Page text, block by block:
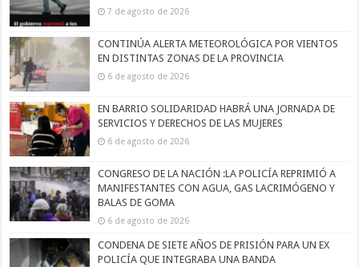
7 de agosto de 2026
CONTINÚA ALERTA METEOROLÓGICA POR VIENTOS
EN DISTINTAS ZONAS DE LA PROVINCIA
6 de agosto de 2026
EN BARRIO SOLIDARIDAD HABRÁ UNA JORNADA DE
SERVICIOS Y DERECHOS DE LAS MUJERES
6 de agosto de 2026
CONGRESO DE LA NACIÓN :LA POLICÍA REPRIMIÓ A
MANIFESTANTES CON AGUA, GAS LACRIMÓGENO Y
BALAS DE GOMA
6 de agosto de 2026
CONDENA DE SIETE AÑOS DE PRISIÓN PARA UN EX
POLICÍA QUE INTEGRABA UNA BANDA